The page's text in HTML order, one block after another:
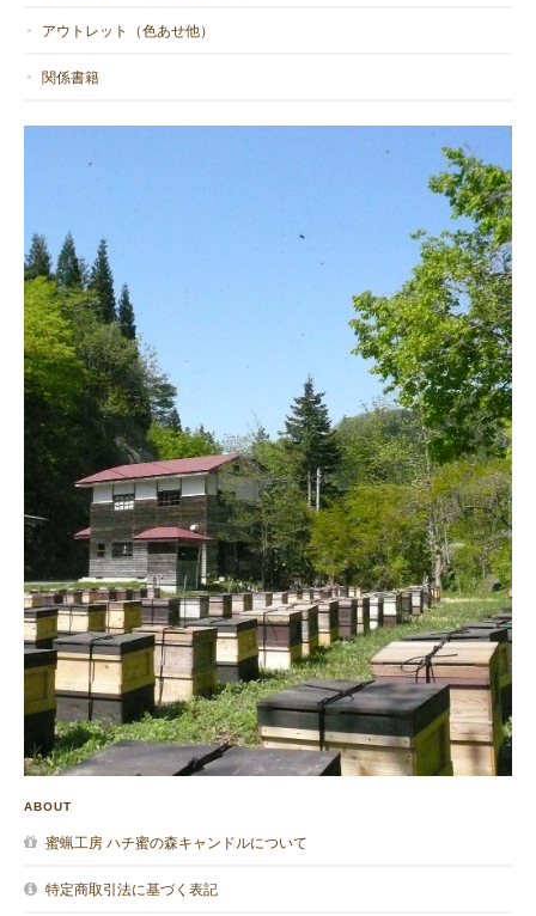
アウトレット（色あせ他）
関係書籍
ABOUT
蜜蝋工房 ハチ蜜の森キャンドルについて
特定商取引法に基づく表記